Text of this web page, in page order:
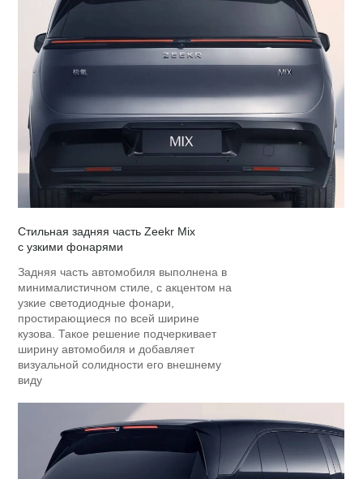
Стильная задняя часть Zeekr Mix
с узкими фонарями
Задняя часть автомобиля выполнена в
минималистичном стиле, с акцентом на
узкие светодиодные фонари,
простирающиеся по всей ширине
кузова. Такое решение подчеркивает
ширину автомобиля и добавляет
визуальной солидности его внешнему
виду